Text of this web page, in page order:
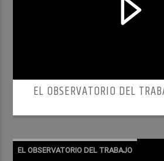
EL OBSERVATORIO DEL
EL OBSERVATORIO DEL TRABAJO